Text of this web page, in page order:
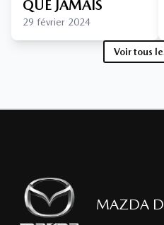
QUE JAMAIS
29 février 2024
Voir tous
MAZDA